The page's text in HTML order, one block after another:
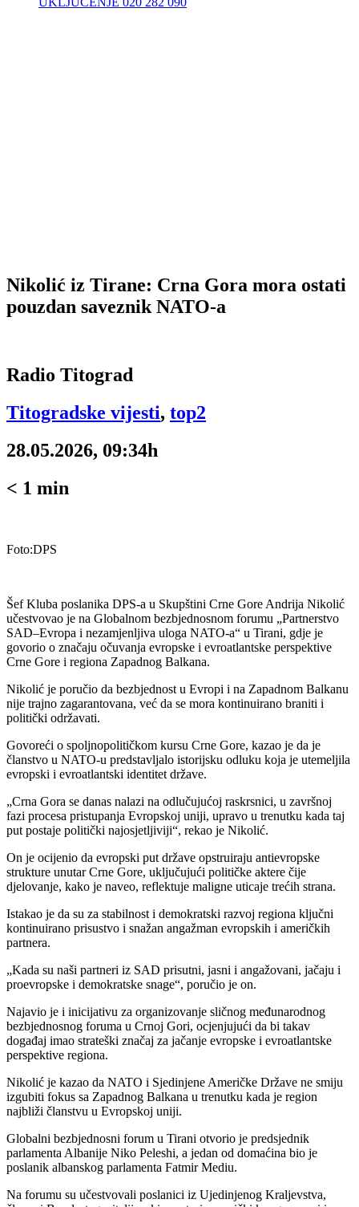
Nikolić iz Tirane: Crna Gora mora ostati
pouzdan saveznik NATO-a
Radio Titograd
Titogradske vijesti, top2
28.05.2026, 09:34h
< 1 min
Foto:DPS
Šef Kluba poslanika DPS-a u Skupštini Crne Gore Andrija Nikolić
učestvovao je na Globalnom bezbjednosnom forumu „Partnerstvo
SAD–Evropa i nezamjenljiva uloga NATO-a“ u Tirani, gdje je
govorio o značaju očuvanja evropske i evroatlantske perspektive
Crne Gore i regiona Zapadnog Balkana.
Nikolić je poručio da bezbjednost u Evropi i na Zapadnom Balkanu
nije trajno zagarantovana, već da se mora kontinuirano braniti i
politički održavati.
Govoreći o spoljnopolitičkom kursu Crne Gore, kazao je da je
članstvo u NATO-u predstavljalo istorijsku odluku koja je utemeljila
evropski i evroatlantski identitet države.
„Crna Gora se danas nalazi na odlučujućoj raskrsnici, u završnoj
fazi procesa pristupanja Evropskoj uniji, upravo u trenutku kada taj
put postaje politički najosjetljiviji“, rekao je Nikolić.
On je ocijenio da evropski put države opstruiraju antievropske
strukture unutar Crne Gore, uključujući političke aktere čije
djelovanje, kako je naveo, reflektuje maligne uticaje trećih strana.
Istakao je da su za stabilnost i demokratski razvoj regiona ključni
kontinuirano prisustvo i snažan angažman evropskih i američkih
partnera.
„Kada su naši partneri iz SAD prisutni, jasni i angažovani, jačaju i
proevropske i demokratske snage“, poručio je on.
Najavio je i inicijativu za organizovanje sličnog međunarodnog
bezbjednosnog foruma u Crnoj Gori, ocjenjujući da bi takav
događaj imao strateški značaj za jačanje evropske i evroatlantske
perspektive regiona.
Nikolić je kazao da NATO i Sjedinjene Američke Države ne smiju
izgubiti fokus sa Zapadnog Balkana u trenutku kada je region
najbliži članstvu u Evropskoj uniji.
Globalni bezbjednosni forum u Tirani otvorio je predsjednik
parlamenta Albanije Niko Peleshi, a jedan od domaćina bio je
poslanik albanskog parlamenta Fatmir Mediu.
Na forumu su učestvovali poslanici iz Ujedinjenog Kraljevstva,